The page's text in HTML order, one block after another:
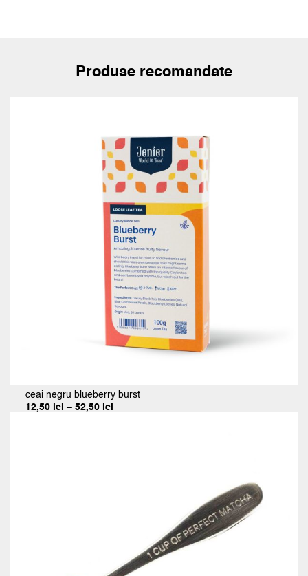
Produse recomandate
ceai negru blueberry burst
12,50 lei – 52,50 lei